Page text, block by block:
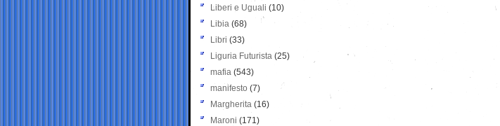
Liberi e Uguali (10)
Libia (68)
Libri (33)
Liguria Futurista (25)
mafia (543)
manifesto (7)
Margherita (16)
Maroni (171)